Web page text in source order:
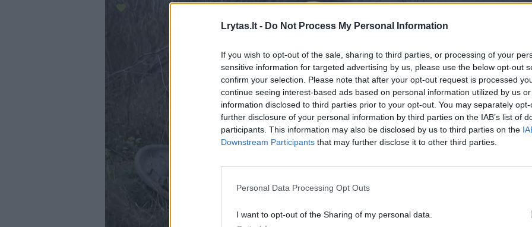
Lrytas.lt - Do Not Process My Personal Information
If you wish to opt-out of the sale, sharing to third parties, or processing of your
sensitive information for targeted advertising by us, please use the below opt-out
confirm your selection. Please note that after your opt-out request is processed
continue seeing interest-based ads based on personal information utilized by us
information disclosed to third parties prior to your opt-out. You may separately
further disclosure of your personal information by third parties on the IAB’s list of
participants. This information may also be disclosed by us to third parties on the
Downstream Participants that may further disclose it to other third parties.
Personal Data Processing Opt Outs
I want to opt-out of the Sharing of my personal data.